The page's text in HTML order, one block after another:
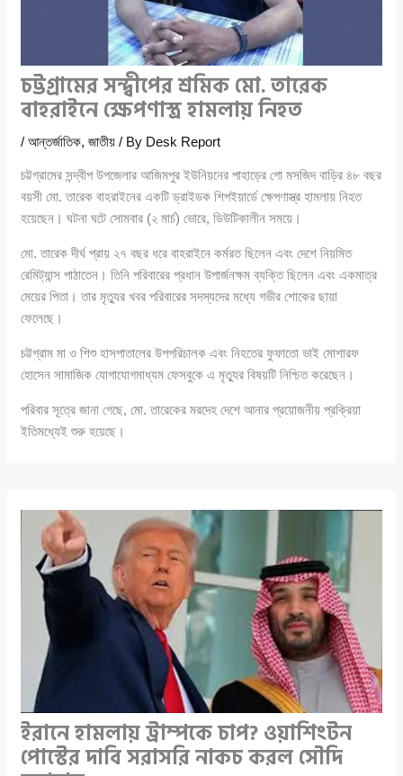
চট্টগ্রামের সন্দ্বীপের শ্রমিক মো. তারেক
বাহরাইনে ক্ষেপণাস্ত্র হামলায় নিহত
/আন্তর্জাতিক,জাতীয় / By Desk Report
চট্টগ্রামের সন্দ্বীপ উপজেলার আজিমপুর ইউনিয়নের পাহাড়ের গো মসজিদ বাড়ির ৪৮ বছর
বয়সী মো. তারেক বাহরাইনের একটি ড্রাইডক শিপইয়ার্ডে ক্ষেপণাস্ত্র হামলায় নিহত
হয়েছেন। ঘটনা ঘটে সোমবার (২ মার্চ) ভোরে, ডিউটিকালীন সময়ে।
মো. তারেক দীর্ঘ প্রায় ২৭ বছর ধরে বাহরাইনে কর্মরত ছিলেন এবং দেশে নিয়মিত
রেমিট্যান্স পাঠাতেন। তিনি পরিবারের প্রধান উপার্জনক্ষম ব্যক্তি ছিলেন এবং একমাত্র
মেয়ের পিতা। তার মৃত্যুর খবর পরিবারের সদস্যদের মধ্যে গভীর শোকের ছায়া
ফেলেছে।
চট্টগ্রাম মা ও শিশু হাসপাতালের উপপরিচালক এবং নিহতের ফুফাতো ভাই মোশারফ
হোসেন সামাজিক যোগাযোগমাধ্যম ফেসবুকে এ মৃত্যুর বিষয়টি নিশ্চিত করেছেন।
পরিবার সূত্রে জানা গেছে, মো. তারেকের মরদেহ দেশে আনার প্রয়োজনীয় প্রক্রিয়া
ইতিমধ্যেই শুরু হয়েছে।
ইরানে হামলায় ট্রাম্পকে চাপ? ওয়াশিংটন
পোস্টের দাবি সরাসরি নাকচ করল সৌদি